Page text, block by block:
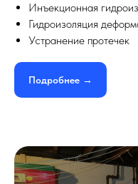
Инъекционная
Гидроизоляция
Устранение протечек
Подробнее →